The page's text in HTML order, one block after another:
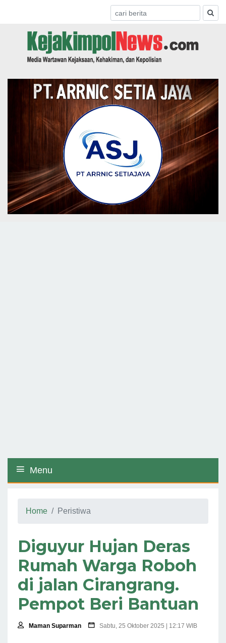
Menu
Home Peristiwa
Diguyur Hujan Deras
Rumah Warga Roboh
di jalan Cirangrang.
Pempot Beri Bantuan
Maman Suparman Sabtu, 25 Oktober 2025 | 12:17 WIB